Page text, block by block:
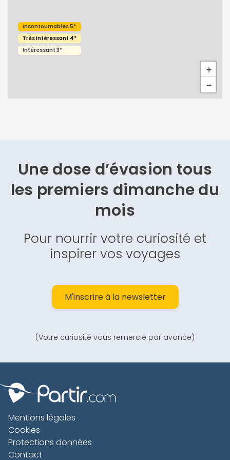
Incontournables 5*
Très Intéressant 4*
Intéressant 3*
+
−
confidentialité.
Une dose d’évasion tous
les premiers dimanche du
mois
Pour nourrir votre curiosité et
inspirer vos voyages
M'inscrire à la newsletter
(Votre curiosité vous remercie par avance)
Mentions légales
Cookies
Protections données
Contact